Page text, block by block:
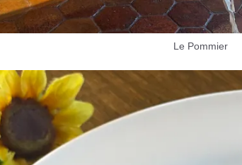
Le Pommier